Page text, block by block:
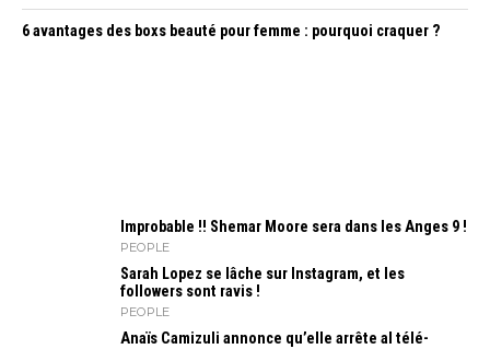
6 avantages des boxs beauté pour femme : pourquoi craquer ?
Improbable !! Shemar Moore sera dans les Anges 9 !
PEOPLE
Sarah Lopez se lâche sur Instagram, et les
followers sont ravis !
PEOPLE
Anaïs Camizuli annonce qu’elle arrête al télé-